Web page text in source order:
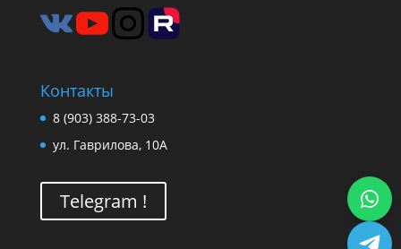
Контакты
8 (903) 388-73-03
ул. Гаврилова, 10А
Telegram !